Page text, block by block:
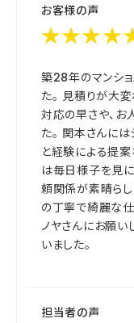
お客様の声
築28年のマンシ
た。 見積りが大
対応の早さや、お
た。 関本さんに
と経験による提
は毎日様子を見
頼関係が素晴らし
の丁寧で綺麗な仕
ノヤさんにお願い
いました。
担当者の声